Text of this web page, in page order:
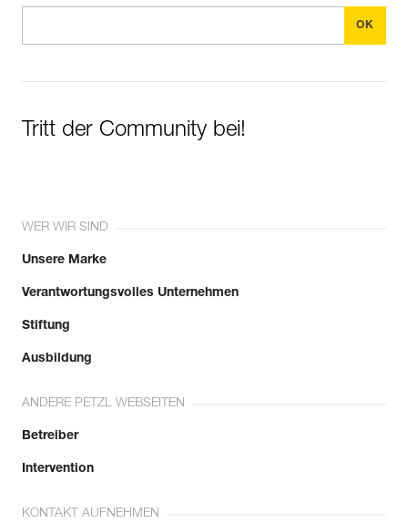
Tritt der Community bei!
WER WIR SIND
Unsere Marke
Verantwortungsvolles Unternehmen
Stiftung
Ausbildung
ANDERE PETZL WEBSEITEN
Betreiber
Intervention
KONTAKT AUFNEHMEN